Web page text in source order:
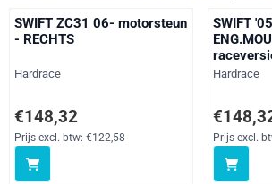
SWIFT ZC31 06- motorsteun
- RECHTS
Merk:
Hardrace
Prijs: 148,32, exclusief btw: 122,58
€148,32
Prijs excl. btw: €122,58
SWIFT
1PCS
Merk:
Hardrace
Prijs:
Prijs excl.